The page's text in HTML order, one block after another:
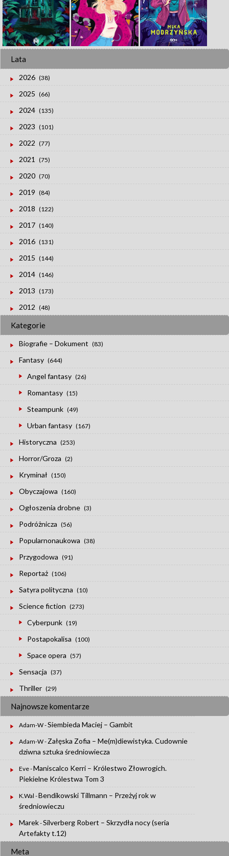
Lata
2026 (38)
2025 (66)
2024 (135)
2023 (101)
2022 (77)
2021 (75)
2020 (70)
2019 (84)
2018 (122)
2017 (140)
2016 (131)
2015 (144)
2014 (146)
2013 (173)
2012 (48)
Kategorie
Biografie – Dokument (83)
Fantasy (644)
Angel fantasy (26)
Romantasy (15)
Steampunk (49)
Urban fantasy (167)
Historyczna (253)
Horror/Groza (2)
Kryminał (150)
Obyczajowa (160)
Ogłoszenia drobne (3)
Podróżnicza (56)
Popularnonaukowa (38)
Przygodowa (91)
Reportaż (106)
Satyra polityczna (10)
Science fiction (273)
Cyberpunk (19)
Postapokalisa (100)
Space opera (57)
Sensacja (37)
Thriller (29)
Najnowsze komentarze
Adam-W-Siembieda Maciej – Gambit
Adam-W- Załęska Zofia – Me(m)diewistyka. Cudownie
dziwna sztuka średniowiecza
Eve-Maniscalco Kerri – Królestwo Złowrogich.
Piekielne Królestwa Tom 3
K.Wal -Bendikowski Tillmann – Przeżyj rok w
średniowieczu
Marek-Silverberg Robert – Skrzydła nocy (seria
Artefakty t.12)
Meta